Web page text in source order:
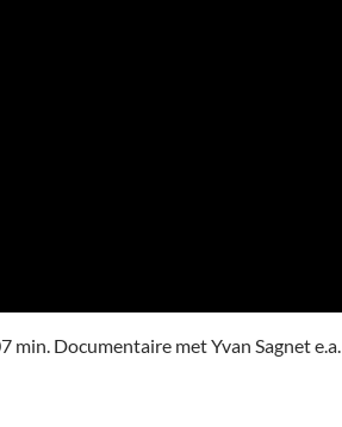
min. Documentaire met Yvan Sagnet e.a.